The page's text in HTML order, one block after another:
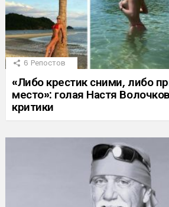
6 Репостов
«Либо крестик сними, либо
место»: голая Настя
критики